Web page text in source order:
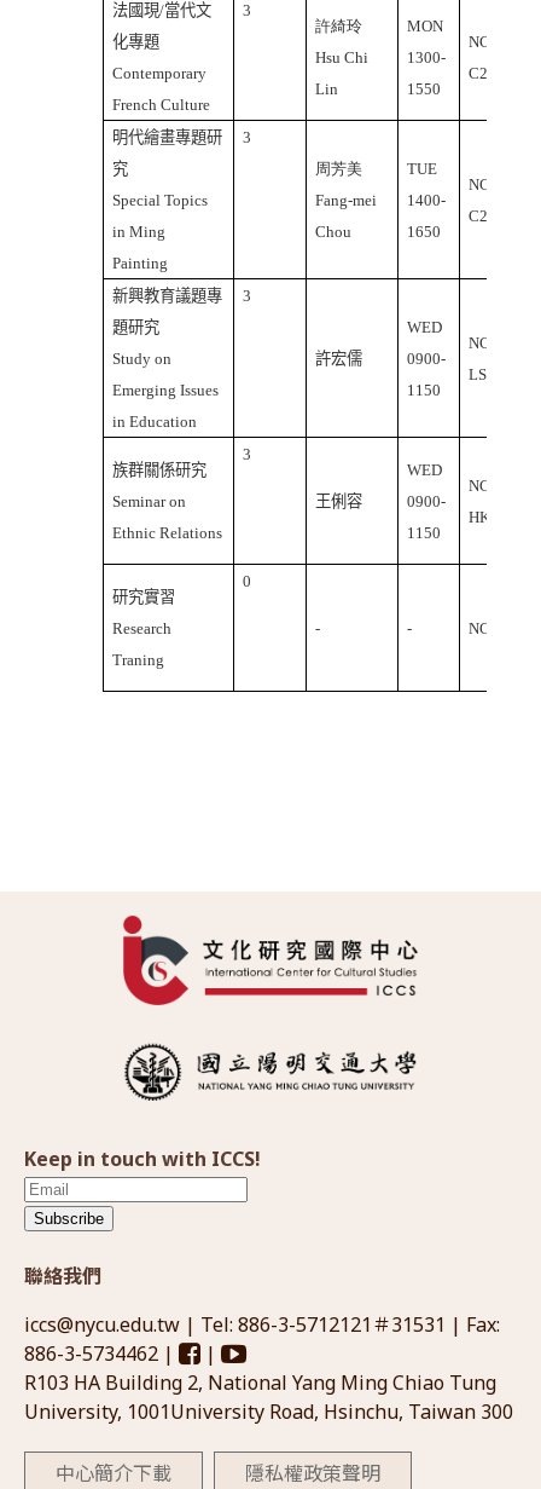
法國現/當代文
化專題
Contemporary
French Culture
3
許綺玲
Hsu Chi
Lin
MON
1300-
1550
NCU
C2-218
明代繪畫專題研
究
Special Topics
in Ming
Painting
3
周芳美
Fang-mei
Chou
TUE
1400-
1650
NCU
C2-206
新興教育議題專
題研究
Study on
Emerging Issues
in Education
3
許宏儒
WED
0900-
1150
NCU
LS-502
族群關係研究
Seminar on
Ethnic Relations
3
王俐容
WED
0900-
1150
NCU
HK418
研究實習
Research
Traning
0
- - NCU
Keep in touch with ICCS!
Subscribe
聯絡我們
iccs@nycu.edu.tw | Tel: 886-3-5712121＃31531 | Fax:
886-3-5734462 |
|
R103 HA Building 2, National Yang Ming Chiao Tung
University, 1001University Road, Hsinchu, Taiwan 300
中心簡介下載 隱私權政策聲明